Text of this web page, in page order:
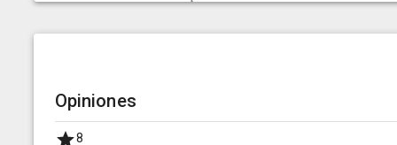
Opiniones
8